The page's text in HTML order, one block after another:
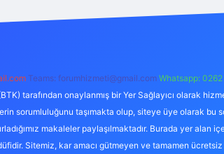
Teams: forumhizmeti@gmail.com Whatsapp:
tarafından onaylanmış bir Yer Sağlayıcı olarak
sorumluluğunu taşımakta olup, siteye üye olarak bu
makaleler paylaşılmaktadır. Burada yer
Sitemiz, kar amacı gütmeyen ve tamamen